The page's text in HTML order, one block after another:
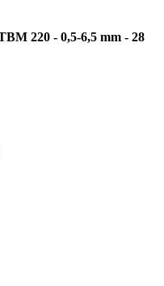
220 - 0,5-6,5 mm - 28